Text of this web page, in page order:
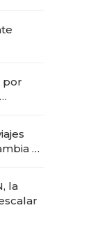
por
el
la